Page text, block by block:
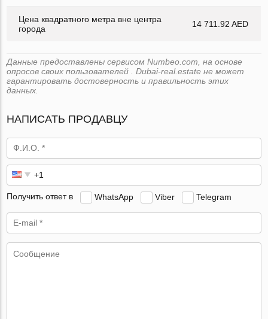
Цена квадратного метра вне центра
города
14 711.92 AED
Данные предоставлены сервисом Numbeo.com, на основе
опросов своих пользователей . Dubai-real.estate не может
гарантировать достоверность и правильность этих
данных.
НАПИСАТЬ ПРОДАВЦУ
Получить ответ в WhatsApp Viber Telegram